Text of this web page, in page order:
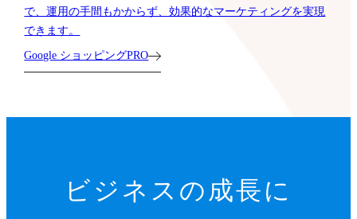
で、運用の手間もかからず、効果的なマーケティングを実現
できます。
Google ショッピングPRO
ビジネスの成長に